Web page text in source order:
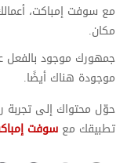
مع سوفت إمباكت،
مكان.
جمهورك موجود بالفعل
موجودة هناك أيضًا.
تطبيقك مع سوفت